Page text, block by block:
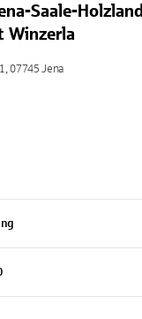
Saale-Holzland
Winzerla
07745 Jena